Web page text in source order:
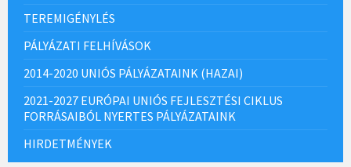
TEREMIGÉNYLÉS
PÁLYÁZATI FELHÍVÁSOK
2014-2020 UNIÓS PÁLYÁZATAINK (HAZAI)
2021-2027 EURÓPAI UNIÓS FEJLESZTÉSI CIKLUS
FORRÁSAIBÓL NYERTES PÁLYÁZATAINK
HIRDETMÉNYEK